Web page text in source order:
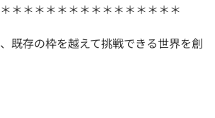
＊＊＊＊＊＊＊＊＊＊＊＊＊＊＊
既存の枠を越えて挑戦できる世界を創